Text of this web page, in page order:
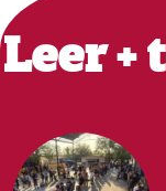
Leer +